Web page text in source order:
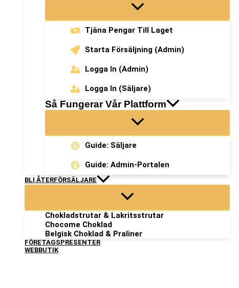
Tjäna Pengar Till Laget
Starta Försäljning (admin)
Logga In (admin)
Logga In (säljare)
Så Fungerar Vår Plattform
Guide: Säljare
Guide: Admin-Portalen
BLI ÅTERFÖRSÄLJARE
Chokladstrutar & Lakritsstrutar
Chocome Choklad
Belgisk Choklad & Praliner
FÖRETAGSPRESENTER
WEBBUTIK